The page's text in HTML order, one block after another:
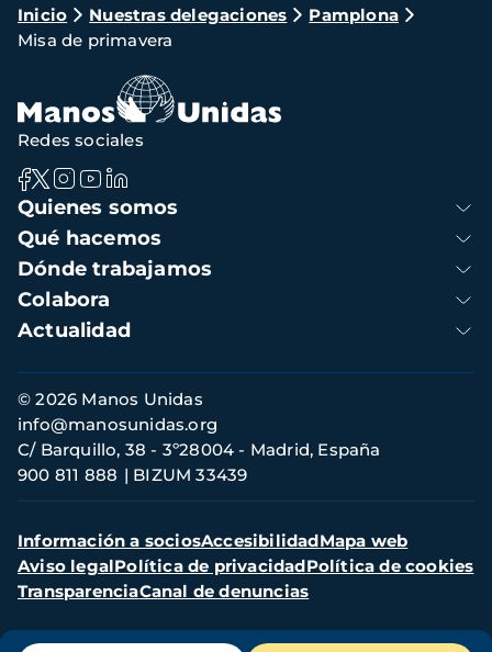
Ruta
de
navegación
Inicio Nuestras delegaciones
Pamplona
Misa de primavera
Navegación
principal
Quienes somos
Qué hacemos
Dónde trabajamos
Colabora
Actualidad
Redes sociales
Información
de
contacto
© 2026 Manos Unidas
C/ Barquillo, 38 - 3º28004 - Madrid, España
900 811 888
BIZUM 33439
info@manosunidas.org
Menú
secundario
Información a sociosAccesibilidadMapa web
Aviso legalPolítica de privacidadPolítica de cookies
TransparenciaCanal de denuncias